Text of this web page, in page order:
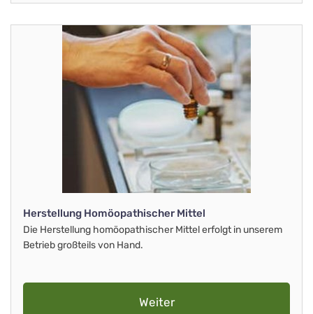
Herstellung Homöopathischer Mittel
Die Herstellung homöopathischer Mittel erfolgt in unserem
Betrieb großteils von Hand.
Weiter